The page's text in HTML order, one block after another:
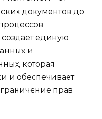
документов до
создает единую
и
которая
и обеспечивает
прав